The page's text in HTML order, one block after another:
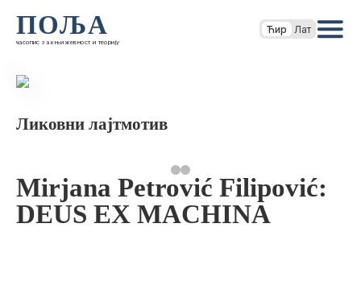
ПОЉА
часопис за књижевност и теорију
Ћир Лат
Ликовни лајтмотив
Mirjana Petrović Filipović:
DEUS EX MACHINA